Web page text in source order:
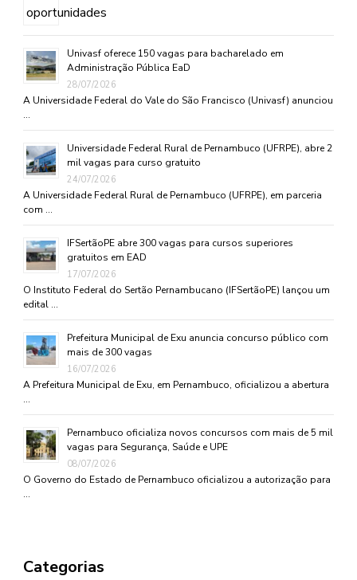
Univasf oferece 150 vagas para bacharelado em
Administração Pública EaD
28/07/2026
A Universidade Federal do Vale do São Francisco (Univasf) anunciou
…
Universidade Federal Rural de Pernambuco (UFRPE), abre 2
mil vagas para curso gratuito
24/07/2026
A Universidade Federal Rural de Pernambuco (UFRPE), em parceria
com …
IFSertãoPE abre 300 vagas para cursos superiores
gratuitos em EAD
17/07/2026
O Instituto Federal do Sertão Pernambucano (IFSertãoPE) lançou um
edital …
Prefeitura Municipal de Exu anuncia concurso público com
mais de 300 vagas
16/07/2026
A Prefeitura Municipal de Exu, em Pernambuco, oficializou a abertura
…
Pernambuco oficializa novos concursos com mais de 5 mil
vagas para Segurança, Saúde e UPE
08/07/2026
O Governo do Estado de Pernambuco oficializou a autorização para
…
Categorias